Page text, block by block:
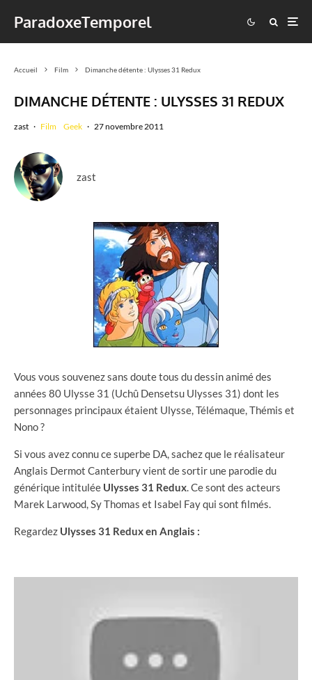
ParadoxeTemporel
Accueil Film Dimanche détente : Ulysses 31 Redux
DIMANCHE DÉTENTE : ULYSSES 31 REDUX
zast · Film Geek · 27 novembre 2011
zast
Vous vous souvenez sans doute tous du dessin animé des
années 80 Ulysse 31 (Uchû Densetsu Ulysses 31) dont les
personnages principaux étaient Ulysse, Télémaque, Thémis et
Nono ?
Si vous avez connu ce superbe DA, sachez que le réalisateur
Anglais Dermot Canterbury vient de sortir une parodie du
générique intitulée Ulysses 31 Redux. Ce sont des acteurs
Marek Larwood, Sy Thomas et Isabel Fay qui sont filmés.
Regardez Ulysses 31 Redux en Anglais :